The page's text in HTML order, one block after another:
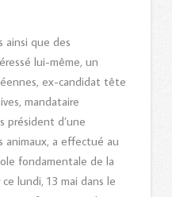
ainsi que des
lui-même, un
ex-candidat tête
mandataire
président d’une
animaux, a effectué au
fondamentale de la
lundi, 13 mai dans le